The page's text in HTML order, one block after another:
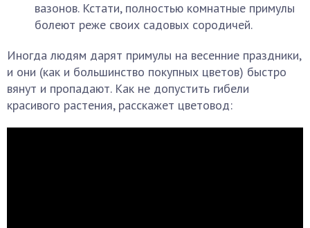
вазонов. Кстати, полностью комнатные примулы
болеют реже своих садовых сородичей.
Иногда людям дарят примулы на весенние праздники,
и они (как и большинство покупных цветов) быстро
вянут и пропадают. Как не допустить гибели
красивого растения, расскажет цветовод: